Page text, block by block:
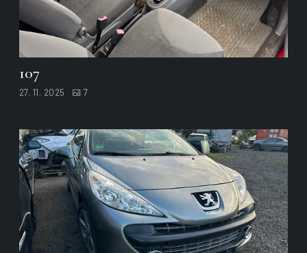
107
27. 11. 2025 7